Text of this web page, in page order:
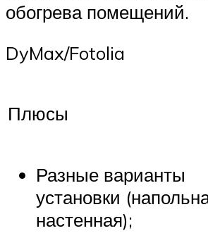
обогрева помещений.
DyMax/Fotolia
Плюсы
Разные варианты
установки
настенная);